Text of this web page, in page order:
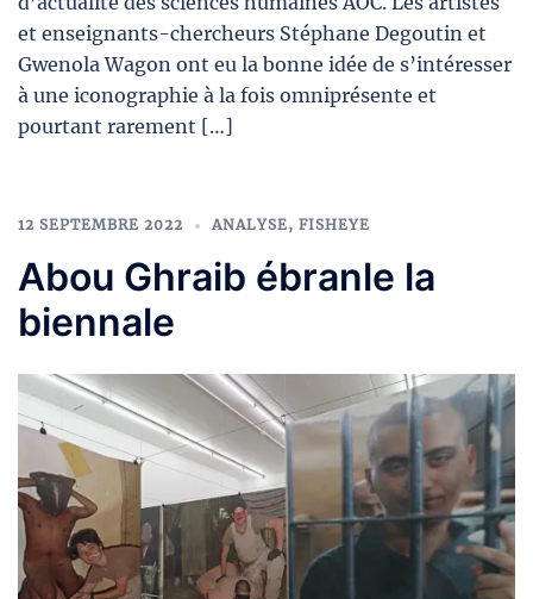
et enseignants-chercheurs Stéphane Degoutin et
Gwenola Wagon ont eu la bonne idée de s’intéresser
à une iconographie à la fois omniprésente et
pourtant rarement […]
12 SEPTEMBRE 2022 ANALYSE, FISHEYE
Abou Ghraib ébranle la
biennale